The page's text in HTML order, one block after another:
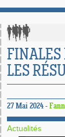
FINALES
LES
27 Mai 2024 -
Actualités